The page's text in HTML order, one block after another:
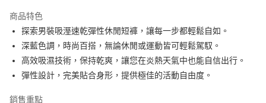
Apple Pay
悠遊付
Google Pay
ATM付款
商品特色
探索男裝吸溼速乾彈性休閒短褲，讓每一步都輕鬆自如。
深藍色調，時尚百搭，無論休閒或運動皆可輕鬆駕馭。
高效吸濕技術，保持乾爽，讓您在炎熱天氣中也能自信出行。
彈性設計，完美貼合身形，提供極佳的活動自由度。
銷售重點